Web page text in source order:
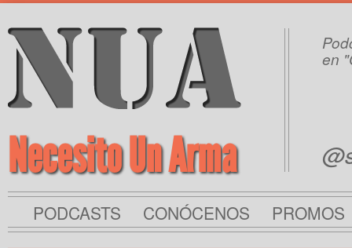
Necesito Un Arma
en
PODCASTS CONÓCENOS PROMOS